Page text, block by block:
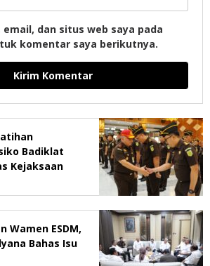
email, dan situs web saya pada
komentar saya berikutnya.
Badiklat
Kejaksaan
Wamen ESDM,
Bahas Isu